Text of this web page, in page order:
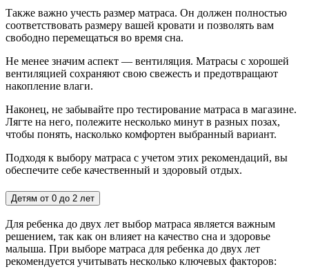
Также важно учесть размер матраса. Он должен полностью
соответствовать размеру вашей кровати и позволять вам
свободно перемещаться во время сна.
Не менее значим аспект — вентиляция. Матрасы с хорошей
вентиляцией сохраняют свою свежесть и предотвращают
накопление влаги.
Наконец, не забывайте про тестирование матраса в магазине.
Лягте на него, полежите несколько минут в разных позах,
чтобы понять, насколько комфортен выбранный вариант.
Подходя к выбору матраса с учетом этих рекомендаций, вы
обеспечите себе качественный и здоровый отдых.
Детям от 0 до 2 лет
Для ребенка до двух лет выбор матраса является важным
решением, так как он влияет на качество сна и здоровье
малыша. При выборе матраса для ребенка до двух лет
рекомендуется учитывать несколько ключевых факторов: